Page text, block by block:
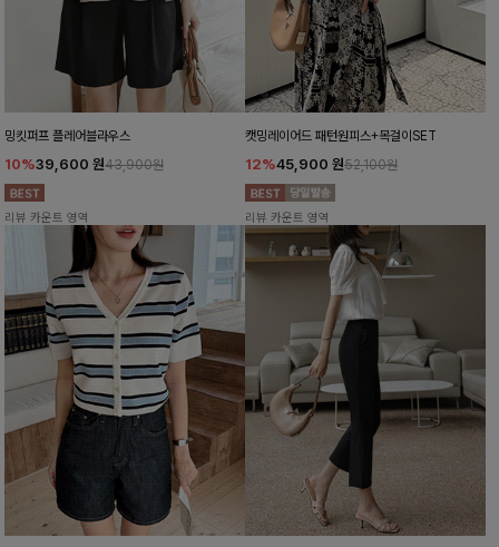
밍킷퍼프 플레어블라우스
10%39,600 원43,900원
리뷰 카운트 영역
캣밍레이어드 패턴원피스+목걸이SET
12%45,900 원52,100원
리뷰 카운트 영역